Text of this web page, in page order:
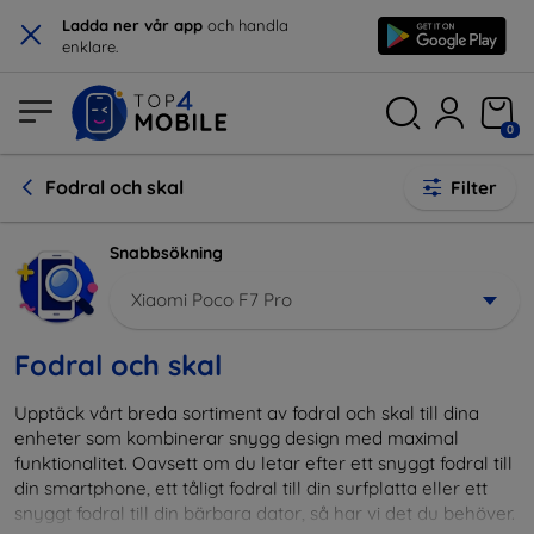
× Ladda ner vår app och handla
enklare.
0
Fodral och skal Filter
Snabbsökning
Xiaomi Poco F7 Pro
Fodral och skal
Upptäck vårt breda sortiment av fodral och skal till dina
enheter som kombinerar snygg design med maximal
funktionalitet. Oavsett om du letar efter ett snyggt fodral till
din smartphone, ett tåligt fodral till din surfplatta eller ett
snyggt fodral till din bärbara dator, så har vi det du behöver.